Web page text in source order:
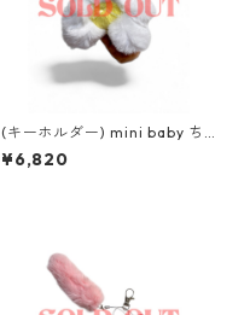
(キーホルダー) mini baby ち
ゃん
¥6,820